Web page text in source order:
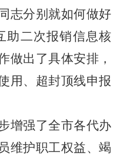
志分别就如何做好
助二次报销信息核
做出了具体安排，
用、超封顶线申报
增强了全市各代办
维护职工权益、竭